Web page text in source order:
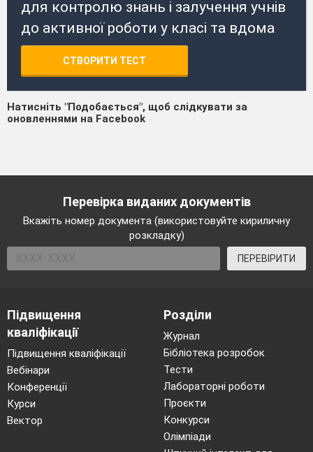
для контролю знань і залучення учнів
до активної роботи у класі та вдома
СТВОРИТИ ТЕСТ
Натисніть "Подобається", щоб слідкувати за
оновленнями на Facebook
Перевірка виданих документів
Вкажіть номер документа (використовуйте кириличну
розкладку)
ПЕРЕВІРИТИ
Підвищення
кваліфікації
Підвищення кваліфікації
Вебінари
Конференції
Курси
Вектор
Розділи
Журнал
Бібліотека розробок
Тести
Лабораторні роботи
Проєкти
Конкурси
Олімпіади